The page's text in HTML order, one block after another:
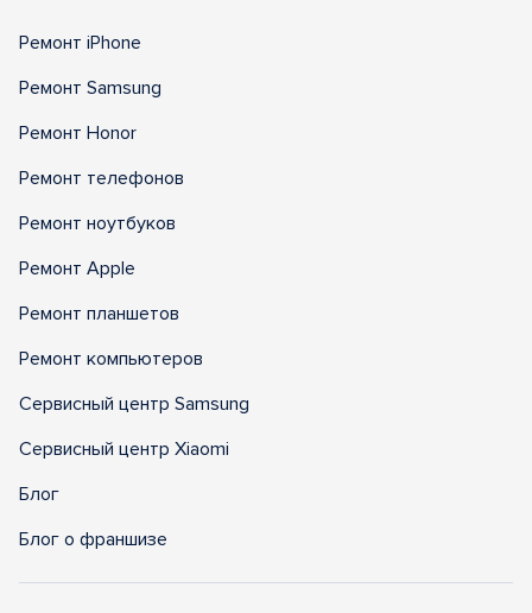
Ремонт iPhone
Ремонт Samsung
Ремонт Honor
Ремонт телефонов
Ремонт ноутбуков
Ремонт Apple
Ремонт планшетов
Ремонт компьютеров
Сервисный центр Samsung
Сервисный центр Xiaomi
Блог
Блог о франшизе